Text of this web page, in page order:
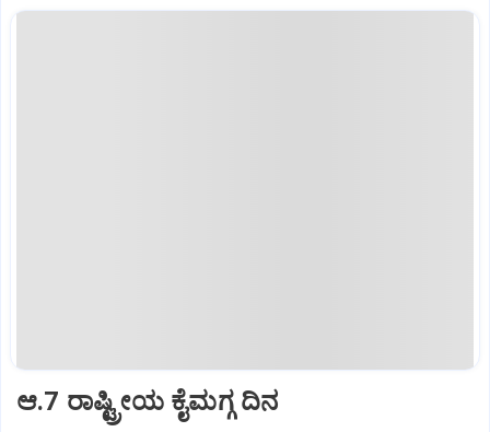
ಆ.7 ರಾಷ್ಟ್ರೀಯ ಕೈಮಗ್ಗ ದಿನ